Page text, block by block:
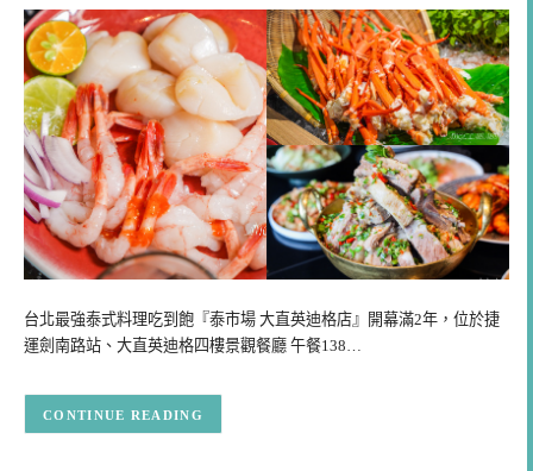
台北最強泰式料理吃到飽『泰市場 大直英迪格店』開幕滿2年，位於捷
運劍南路站、大直英迪格四樓景觀餐廳 午餐138…
CONTINUE READING